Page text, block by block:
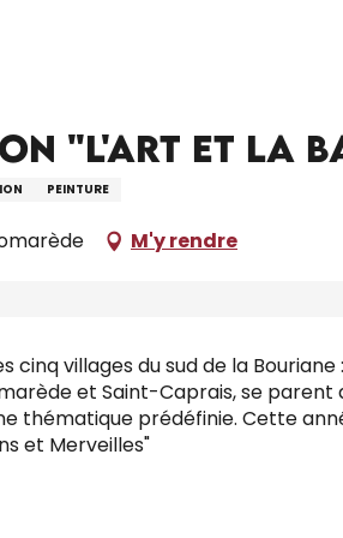
"L'Art et la
PEINTURE
M'y rendre
cinq villages du sud de la
et Saint-Caprais, se
thématique prédéfinie. Cette
et Merveilles"